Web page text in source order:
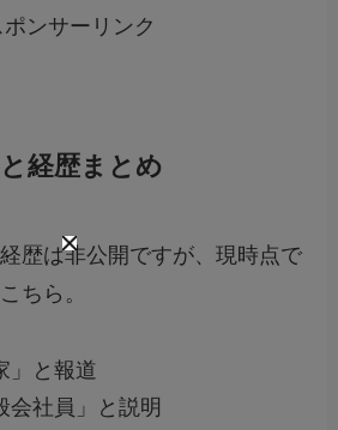
ポンサーリンク
経歴まとめ
歴は非公開ですが、現時点で
ちら。
」と報道
会社員」と説明